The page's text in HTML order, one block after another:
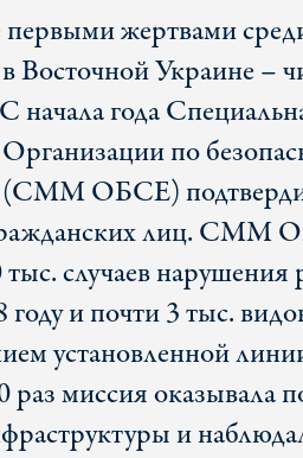
первыми жертвами
Восточной Украине –
начала года
по
(СММ ОБСЕ)
лиц. СММ
случаев
и почти 3 тыс.
установленной
раз миссия оказывала
и